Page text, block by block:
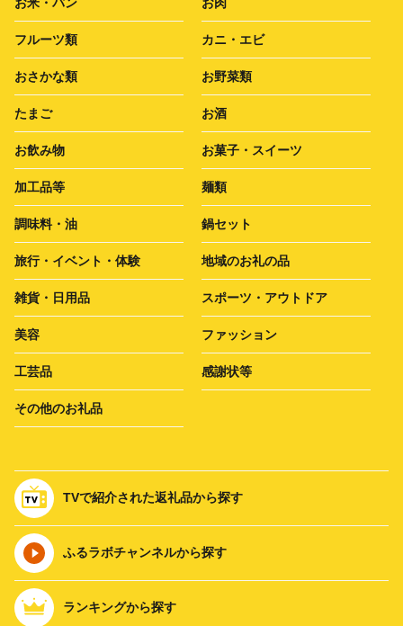
フルーツ類 カニ・エビ
おさかな類 お野菜類
たまご お酒
お飲み物 お菓子・スイーツ
加工品等 麺類
調味料・油 鍋セット
旅行・イベント・体験 地域のお礼の品
雑貨・日用品 スポーツ・アウトドア
美容 ファッション
工芸品 感謝状等
その他のお礼品
TVで紹介された返礼品から探す
ふるラボチャンネルから探す
ランキングから探す